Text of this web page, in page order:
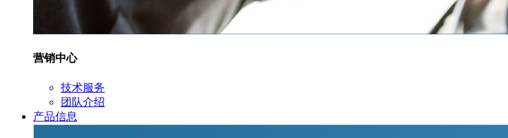
营销中心
技术服务
团队介绍
产品信息